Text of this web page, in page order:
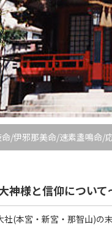
/伊邪那美命/速素盞鳴命/
様と信仰について
(本宮・新宮・那智山)の